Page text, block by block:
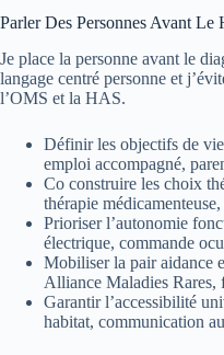
Parler Des Personnes Avant Le
Je place la personne avant le
langage centré personne et
l’OMS et la HAS.
Définir les objectifs de
emploi accompagné,
Co construire les choix
thérapie
Prioriser l’autonomie
électrique, commande
Mobiliser la pair aidance
Alliance Maladies Rares,
Garantir l’accessibilité
habitat, communication